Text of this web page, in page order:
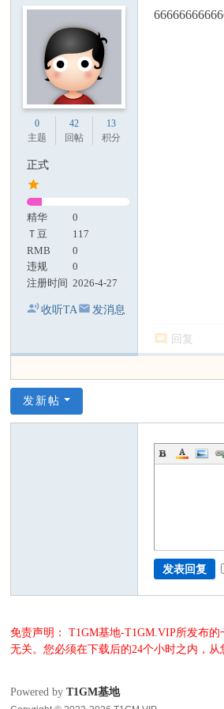
0
主题
42
回帖
13
积分
正式
精华
0
Ｔ豆
117
RMB
0
违规
0
注册时间 2026-4-27
收听TA 发消息
回复
发新帖
发表回复
免责声明： T1GM基地-T1GM.VIP所发布
无关。您必须在下载后的24个小时之内，
Powered byT1GM基地